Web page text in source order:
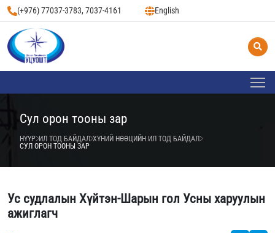
(+976) 77037-3783, 7037-4161 English
Сул орон тооны зар
НҮҮР ИЛ ТОД БАЙДАЛ ХҮНИЙ НӨӨЦИЙН ИЛ ТОД БАЙДАЛ
СУЛ ОРОН ТООНЫ ЗАР
Ус судлалын Хүйтэн-Шарын гол Усны харуулын
ажиглагч